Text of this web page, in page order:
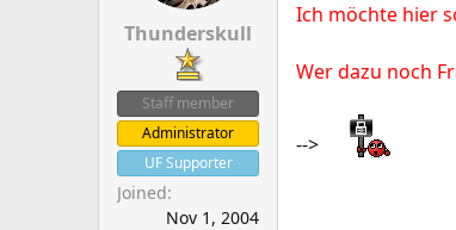
Thunderskull
Staff member
Administrator
UF Supporter
Joined
Nov 1, 2004
Ich möchte hier
Wer dazu noch
-->